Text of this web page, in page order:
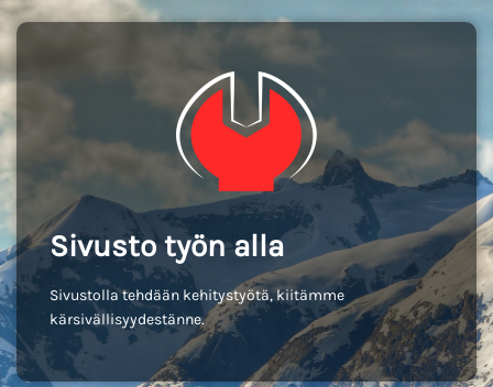
Sivusto työn alla
Sivustolla tehdään kehitystyötä, kiitämme
kärsivällisyydestänne.